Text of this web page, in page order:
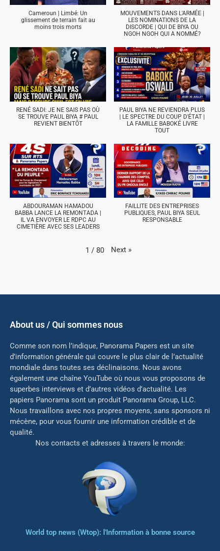
Cameroun | Limbé: Un
glissement de terrain fait au
moins trois morts
MOUVEMENTS DANS L'ARMÉE |
LES NOMINATIONS DE LA
DISCORDE | QUI DE BIYA OU
NGOH NGOH QUI A NOMMÉ?
RENÉ SADI: JE NE SAIS PAS OÙ
SE TROUVE PAUL BIYA # PAUL
REVIENT BIENTÔT
PAUL BIYA NE REVIENDRA PLUS
| LE SPECTRE DU COUP D'ÉTAT |
LA FAMILLE BABOKÉ LIVRE
TOUT
ABDOURAMAN HAMADOU
BABBA LANCE LA REMONTADA |
IL VA ENVOYER LE RDPC AU
CIMETIÈRE AVEC SES LEADERS
FAILLITE DES ENTREPRISES
PUBLIQUES, PAUL BIYA SEUL
RESPONSABLE
1 / 80 Next »
About us / Qui sommes nous
Comme son nom l’indique, Panorama Papers est un site
d’information générale qui couvre le plus clair de l’actualité
mondiale dans toutes ses déclinaisons. Nous avons
également une chaîne YouTube où nous vous proposons de
superbes interviews et d’autres vidéos d’actualité. Les
papiers Panorama sont un produit Panorama Group, LLC.
Nous travaillons avec nos propres moyens, sans sponsors ni
mécène, pour vous fournir une information crédible et de
qualité.
Nos contacts et adresses à travers le monde:
World top news (Wtop): l'Information à bonne source